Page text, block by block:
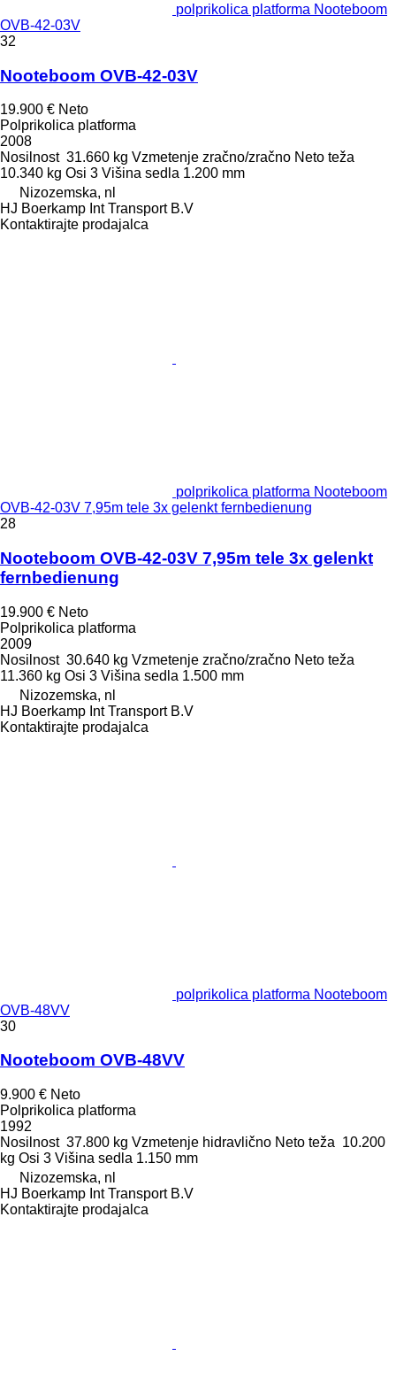
polprikolica platforma Nooteboom
OVB-42-03V
32
Nooteboom OVB-42-03V
19.900 € Neto
Polprikolica platforma
2008
Nosilnost 31.660 kg Vzmetenje zračno/zračno Neto teža
10.340 kg Osi 3 Višina sedla 1.200 mm
Nizozemska, nl
HJ Boerkamp Int Transport B.V
Kontaktirajte prodajalca
polprikolica platforma Nooteboom
OVB-42-03V 7,95m tele 3x gelenkt fernbedienung
28
Nooteboom OVB-42-03V 7,95m tele 3x gelenkt
fernbedienung
19.900 € Neto
Polprikolica platforma
2009
Nosilnost 30.640 kg Vzmetenje zračno/zračno Neto teža
11.360 kg Osi 3 Višina sedla 1.500 mm
Nizozemska, nl
HJ Boerkamp Int Transport B.V
Kontaktirajte prodajalca
polprikolica platforma Nooteboom
OVB-48VV
30
Nooteboom OVB-48VV
9.900 € Neto
Polprikolica platforma
1992
Nosilnost 37.800 kg Vzmetenje hidravlično Neto teža 10.200
kg Osi 3 Višina sedla 1.150 mm
Nizozemska, nl
HJ Boerkamp Int Transport B.V
Kontaktirajte prodajalca